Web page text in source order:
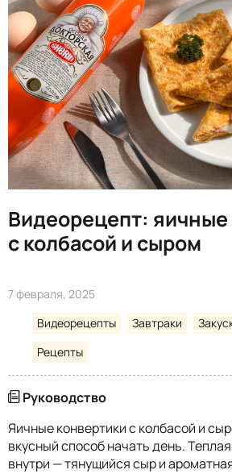
Видеорецепт: яичные
с колбасой и сыром
7 февраля, 2025
Видеорецепты
Завтраки
Рецепты
Руководство
Яичные конвертики с колбасой и
вкусный способ начать день.
внутри — тянущийся сыр и